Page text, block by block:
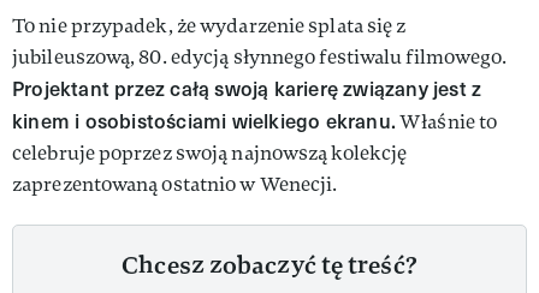
To nie przypadek, że wydarzenie splata się z
jubileuszową, 80. edycją słynnego festiwalu filmowego.
Projektant przez całą swoją karierę związany jest z
kinem i osobistościami wielkiego ekranu.Właśnie to
celebruje poprzez swoją najnowszą kolekcję
zaprezentowaną ostatnio w Wenecji.
Chcesz zobaczyć tę treść?